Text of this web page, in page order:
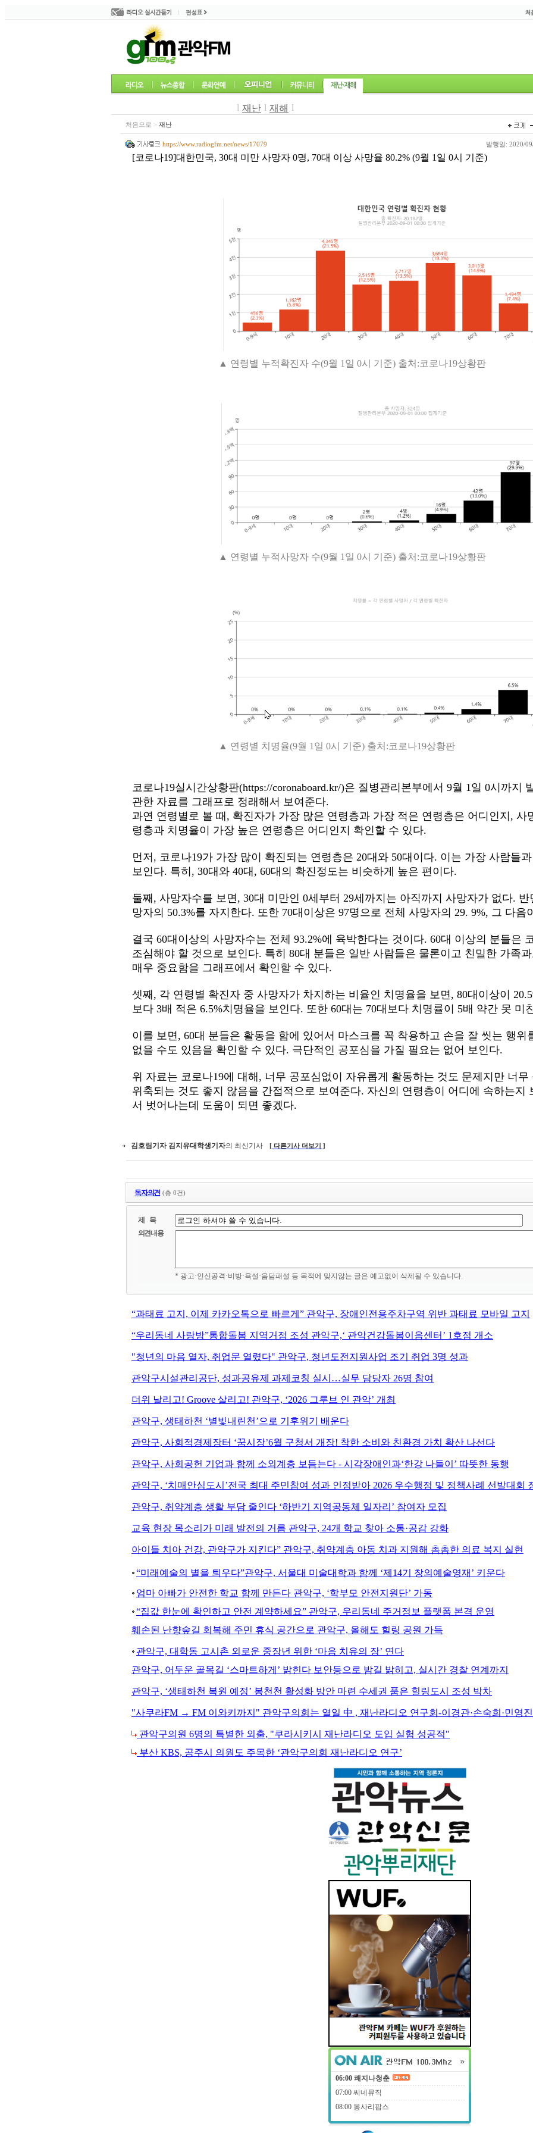
l 재난 l 재해 l
처음으로 >재난
https://www.radiogfm.net/news/17079 발행일: 2020/
[코로나19]대한민국, 30대 미만 사망자 0명, 70대 이상 사망율 80.2% (9월 1일 0시 기준)
▲ 연령별 누적확진자 수(9월 1일 0시 기준) 출처:코로나19상황판
▲ 연령별 누적사망자 수(9월 1일 0시 기준) 출처:코로나19상황판
▲ 연령별 치명율(9월 1일 0시 기준) 출처:코로나19상황판
코로나19실시간상황판(https://coronaboard.kr/)은 질병관리본부에서 9월 1일 0시까지
관한 자료를 그래프로 정래해서 보여준다.
과연 연령별로 볼 때, 확진자가 가장 많은 연령층과 가장 적은 연령층은 어디인지, 사
령층과 치명율이 가장 높은 연령층은 어디인지 확인할 수 있다.
먼저, 코로나19가 가장 많이 확진되는 연령층은 20대와 50대이다. 이는 가장 사람들
보인다. 특히, 30대와 40대, 60대의 확진정도는 비슷하게 높은 편이다.
둘째, 사망자수를 보면, 30대 미만인 0세부터 29세까지는 아직까지 사망자가 없다.
망자의 50.3%를 자지한다. 또한 70대이상은 97명으로 전체 사망자의 29. 9%, 그 다음
결국 60대이상의 사망자수는 전체 93.2%에 육박한다는 것이다. 60대 이상의 분들은
조심해야 할 것으로 보인다. 특히 80대 분들은 일반 사람들은 물론이고 친밀한 가족
매우 중요함을 그래프에서 확인할 수 있다.
셋째, 각 연령별 확진자 중 사망자가 차지하는 비율인 치명율을 보면, 80대이상이
보다 3배 적은 6.5%치명율을 보인다. 또한 60대는 70대보다 치명률이 5배 약간 못 미
이를 보면, 60대 분들은 활동을 함에 있어서 마스크를 꼭 착용하고 손을 잘 씻는 행위
없을 수도 있음을 확인할 수 있다. 극단적인 공포심을 가질 필요는 없어 보인다.
위 자료는 코로나19에 대해, 너무 공포심없이 자유롭게 활동하는 것도 문제지만 너
위축되는 것도 좋지 않음을 간접적으로 보여준다. 자신의 연령층이 어디에 속하는지
서 벗어나는데 도움이 되면 좋겠다.
김호림기자 김지유대학생기자의 최신기사 [ 다른기사 더보기 ]
독자의견 (총 0건)
제 목
의견내용
* 광고·인신공격·비방·욕설·음담패설 등 목적에 맞지않는 글은 예고없이 삭제될 수 있습니다.
“과태료 고지, 이제 카카오톡으로 빠르게” 관악구, 장애인전용주차구역 위반 과태료 모바일 고지
“우리동네 사랑방”통합돌봄 지역거점 조성 관악구,‘ 관악건강돌봄이음센터’ 1호점 개소
"청년의 마음 열자, 취업문 열렸다" 관악구, 청년도전지원사업 조기 취업 3명 성과
관악구시설관리공단, 성과공유제 과제코칭 실시…실무 담당자 26명 참여
더위 날리고! Groove 살리고! 관악구, ‘2026 그루브 인 관악’ 개최
관악구, 생태하천 ‘별빛내린천’으로 기후위기 배운다
관악구, 사회적경제장터 ‘꿈시장’6월 구청서 개장! 착한 소비와 친환경 가치 확산 나선다
관악구, 사회공헌 기업과 함께 소외계층 보듬는다 - 시각장애인과‘한강 나들이’ 따뜻한 동행
관악구, ‘치매안심도시’전국 최대 주민참여 성과 인정받아 2026 우수행정 및 정책사례 선발대회
관악구, 취약계층 생활 부담 줄인다 ‘하반기 지역공동체 일자리’ 참여자 모집
교육 현장 목소리가 미래 발전의 거름 관악구, 24개 학교 찾아 소통·공감 강화
아이들 치아 건강, 관악구가 지킨다” 관악구, 취약계층 아동 치과 지원해 촘촘한 의료 복지 실현
“미래예술의 별을 틔우다”관악구, 서울대 미술대학과 함께 ‘제14기 창의예술영재’ 키운다
엄마 아빠가 안전한 학교 함께 만든다 관악구, ‘학부모 안전지원단’ 가동
“집값 한눈에 확인하고 안전 계약하세요” 관악구, 우리동네 주거정보 플랫폼 본격 운영
훼손된 난향숲길 회복해 주민 휴식 공간으로 관악구, 올해도 힐링 공원 가득
관악구, 대학동 고시촌 외로운 중장년 위한 ‘마음 치유의 장’ 연다
관악구, 어두운 골목길 ‘스마트하게’ 밝힌다 보안등으로 밤길 밝히고, 실시간 경찰 연계까지
관악구, ‘생태하천 복원 예정’ 봉천천 활성화 방안 마련 수세권 품은 힐링도시 조성 박차
"사쿠라FM → FM 이와키까지" 관악구의회는 열일 中 , 재난라디오 연구회-이경관·손숙희·민영진
관악구의원 6명의 특별한 외출, "쿠라시키시 재난라디오 도입 실험 성공적"
부산 KBS, 공주시 의원도 주목한 ‘관악구의회 재난라디오 연구’